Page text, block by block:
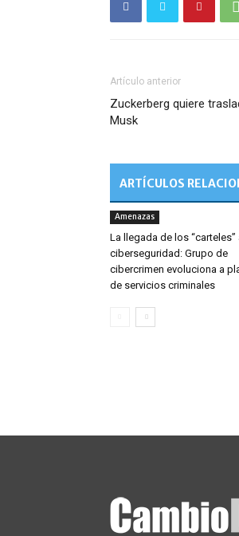
Artículo anterior
Zuckerberg quiere
Musk
ARTÍCULOS
Amenazas
La llegada de los “carteles”
ciberseguridad: Grupo de
cibercrimen evoluciona a
de servicios criminales